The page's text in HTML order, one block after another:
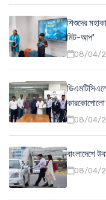
শিশুদের
মিট-আপ'
08/04/
কারকোপোলো
08/04/
বাংলাদেশে
08/04/